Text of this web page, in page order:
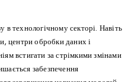
в технологічному секторі. Навіть
центри обробки даних і
встигати за стрімкими змінами
забезпечення